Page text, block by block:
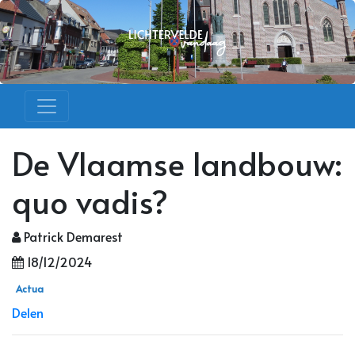
De Vlaamse landbouw:
quo vadis?
Patrick Demarest
18/12/2024
Actua
Delen